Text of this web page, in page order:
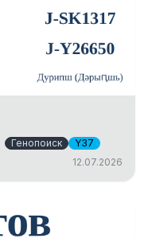
Генопоиск
Y37
12.07.2026